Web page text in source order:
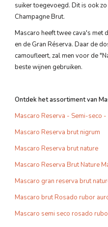
suiker toegevoegd. Dit is ook
Champagne Brut.
Mascaro heeft twee cava's met
en de Gran Réserva. Daar de
camoufleert, zal men voor de
beste wijnen gebruiken.
Ontdek het assortiment van
Mascaro Reserva - Semi-seco
Mascaro Reserva brut nigrum
Mascaro Reserva brut nature
Mascaro Reserva Brut Nature
Mascaro gran reserva brut
Mascaro brut Rosado rubor
Mascaro semi seco rosado